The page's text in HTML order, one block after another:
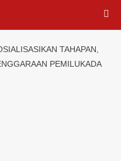
TAHAPAN,
PEMILUKADA